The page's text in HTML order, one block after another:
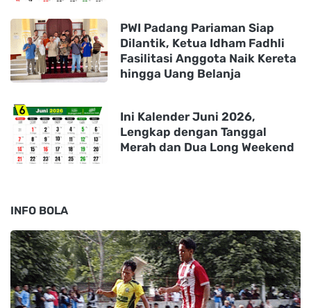
PWI Padang Pariaman Siap
Dilantik, Ketua Idham Fadhli
Fasilitasi Anggota Naik Kereta
hingga Uang Belanja
Ini Kalender Juni 2026,
Lengkap dengan Tanggal
Merah dan Dua Long Weekend
INFO BOLA